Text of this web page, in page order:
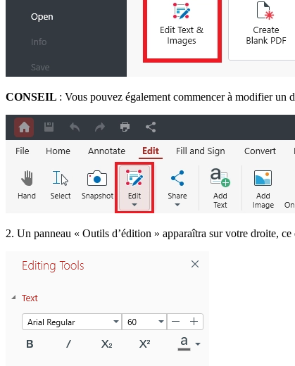
CONSEIL : Vous pouvez également commencer à modifier un
2. Un panneau « Outils d’édition » apparaîtra sur votre droite,